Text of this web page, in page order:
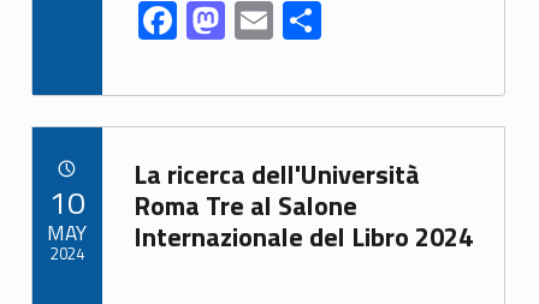
F
ac
e
b
o
o
k
M
as
to
d
o
n
E
m
ai
l
S
h
ar
e
Link identifier archive #link-archive-67019
La ricerca dell'Università
Roma Tre al Salone
Internazionale del Libro 2024
10
MAY
2024